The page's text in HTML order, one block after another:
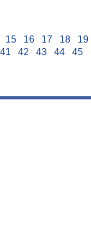
15 16 17 18 19
41 42 43 44 45